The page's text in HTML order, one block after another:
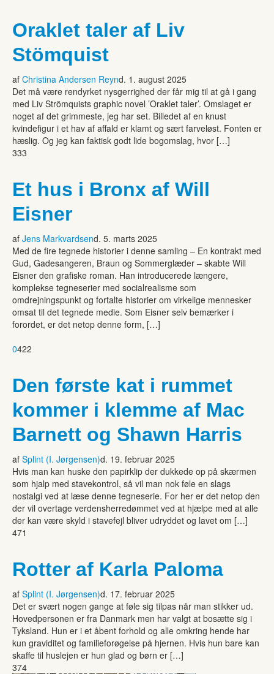
Oraklet taler af Liv
Stömquist
af Christina Andersen Reynd. 1. august 2025
Det må være rendyrket nysgerrighed der får mig til at gå i gang
med Liv Strömquists graphic novel ’Oraklet taler’. Omslaget er
noget af det grimmeste, jeg har set. Billedet af en knust
kvindefigur i et hav af affald er klamt og sært farveløst. Fonten er
hæslig. Og jeg kan faktisk godt lide bogomslag, hvor […]
333
Et hus i Bronx af Will
Eisner
af Jens Markvardsend. 5. marts 2025
Med de fire tegnede historier i denne samling – En kontrakt med
Gud, Gadesangeren, Braun og Sommerglæder – skabte Will
Eisner den grafiske roman. Han introducerede længere,
komplekse tegneserier med socialrealisme som
omdrejningspunkt og fortalte historier om virkelige mennesker
omsat til det tegnede medie. Som Eisner selv bemærker i
forordet, er det netop denne form, […]
0422
Den første kat i rummet
kommer i klemme af Mac
Barnett og Shawn Harris
af Splint (I. Jørgensen)d. 19. februar 2025
Hvis man kan huske den papirklip der dukkede op på skærmen
som hjalp med stavekontrol, så vil man nok føle en slags
nostalgi ved at læse denne tegneserie. For her er det netop den
der vil overtage verdensherredømmet ved at hjælpe med at alle
der kan være skyld i stavefejl bliver udryddet og lavet om […]
471
Rotter af Karla Paloma
af Splint (I. Jørgensen)d. 17. februar 2025
Det er svært nogen gange at føle sig tilpas når man stikker ud.
Hovedpersonen er fra Danmark men har valgt at bosætte sig i
Tyksland. Hun er i et åbent forhold og alle omkring hende har
kun graviditet og familieforøgelse på hjernen. Hvis hun bare kan
skaffe til huslejen er hun glad og børn er […]
374